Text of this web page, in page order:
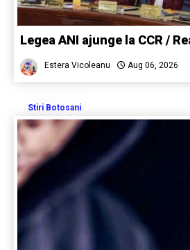
Legea ANI ajunge la CCR /
Estera Vicoleanu Aug 06, 2026
Stiri Botosani